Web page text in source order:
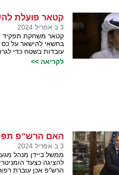
קטאר פועלת
3 ב אפריל 2024
קטאר משחקת תפקיד
בחשאי להישאר על כס
עובדות בשטח כדי
לקריאה >>
האם הרש"פ
3 ב אפריל 2024
ממשל ביידן מנהל
להציגה כצעד
הרש"פ אכן עוברת